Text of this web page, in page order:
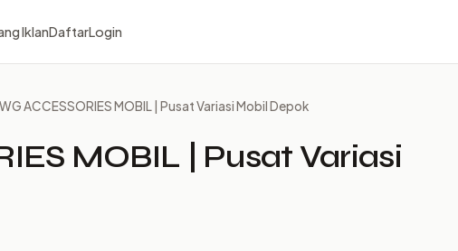
IklanDaftarLogin
ACCESSORIES MOBIL | Pusat Variasi Mobil Depok
MOBIL | Pusat Variasi